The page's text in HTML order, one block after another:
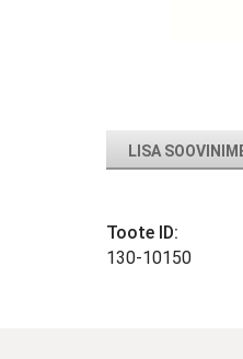
LISA
Toote ID:
130-10150